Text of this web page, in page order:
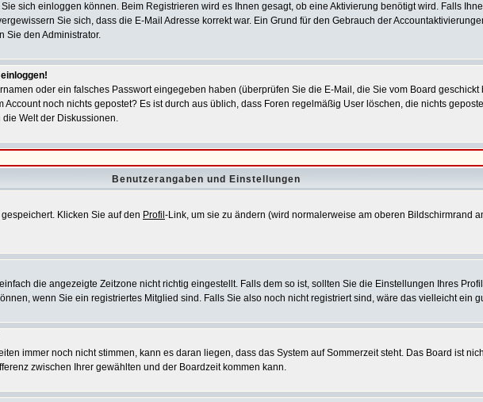
sich einloggen können. Beim Registrieren wird es Ihnen gesagt, ob eine Aktivierung benötigt wird. Falls
Sie sich, dass die E-Mail Adresse korrekt war. Ein Grund für den Gebrauch der
Sie den Administrator.
oder ein falsches Passwort eingegeben haben (überprüfen Sie die E-Mail, die Sie vom Board
noch nichts gepostet? Es ist durch aus üblich, dass Foren regelmäßig User löschen, die nichts
Welt der Diskussionen.
Benutzerangaben und Einstellungen
Klicken Sie auf den Profil -Link, um sie zu ändern (wird normalerweise am oberen Bildschirmrand
die angezeigte Zeitzone nicht richtig eingestellt. Falls dem so ist, sollten Sie die Einstellungen Ihres
wenn Sie ein registriertes Mitglied sind. Falls Sie also noch nicht registriert sind, wäre das vielleicht ein
immer noch nicht stimmen, kann es daran liegen, dass das System auf Sommerzeit steht. Das Board ist
zwischen Ihrer gewählten und der Boardzeit kommen kann.